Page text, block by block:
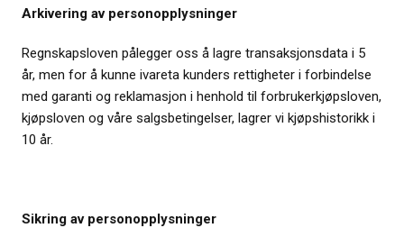
Arkivering av personopplysninger
Regnskapsloven pålegger oss å lagre transaksjonsdata i 5
år, men for å kunne ivareta kunders rettigheter i forbindelse
med garanti og reklamasjon i henhold til forbrukerkjøpsloven,
kjøpsloven og våre salgsbetingelser, lagrer vi kjøpshistorikk i
10 år.
Sikring av personopplysninger